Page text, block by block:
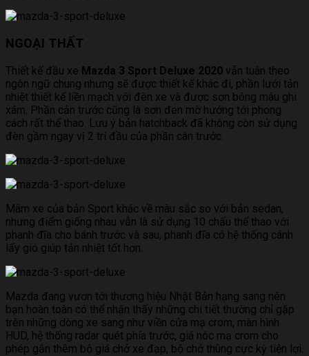
NGOẠI THẤT
Thiết kế đầu xe Mazda 3 Sport Deluxe 2020 vẫn tuân theo
ngôn ngữ chung nhưng sẽ được thiết kế khác đi, phần lưới tản
nhiệt thiết kế liền mạch với đèn xe và được sơn bóng màu ghi
xám. Phần cản trước cũng là sơn đen mờ hướng tới phong
cách rất thể thao. Lưu ý bản hatchback đã không còn sử dụng
đèn gầm ngay vị 2 trí đầu của phần càn trước.
Mâm xe của bản Sport khác về màu sắc so với bản sedan,
nhưng điểm giống nhau vẫn là sử dụng 10 chấu thể thao với
phanh đĩa cho bánh trước và sau, phanh đĩa có hệ thống cánh
lấy gió giúp tản nhiệt tốt hơn.
Mazda đang vươn tới thương hiệu Nhật Bản hạng sang nên
bạn hoàn toàn có thể nhận thấy những chi tiết thường chỉ gặp
trên những dòng xe sang như viền cửa mạ crom, màn hình
HUD, hệ thống radar quét phía trước, giá nóc mạ crom cho
phép gắn thêm bộ giá chở xe đạp, bộ chở thùng cực kỳ tiện lợi.